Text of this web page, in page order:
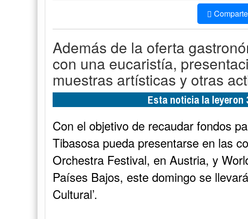
Comparte
Además de la oferta
con una eucaristía,
muestras artísticas y otras
Esta noticia la leyeron
Con el objetivo de recaudar fondos
Tibasosa pueda presentarse en las
Orchestra Festival, en Austria, y
Países Bajos, este domingo se
Cultural’.